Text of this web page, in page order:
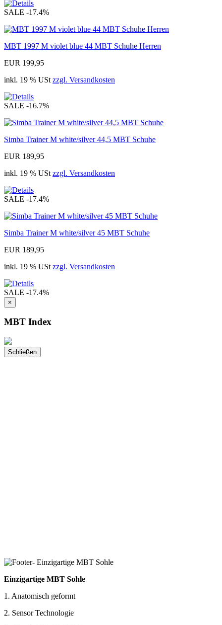
SALE -17.4%
MBT 1997 M violet blue 44 MBT Schuhe Herren
EUR 199,95
inkl. 19 % USt zzgl. Versandkosten
SALE -16.7%
Simba Trainer M white/silver 44,5 MBT Schuhe
EUR 189,95
inkl. 19 % USt zzgl. Versandkosten
SALE -17.4%
Simba Trainer M white/silver 45 MBT Schuhe
EUR 189,95
inkl. 19 % USt zzgl. Versandkosten
SALE -17.4%
×
MBT Index
Schließen
Einzigartige MBT Sohle
1. Anatomisch geformt
2. Sensor Technologie